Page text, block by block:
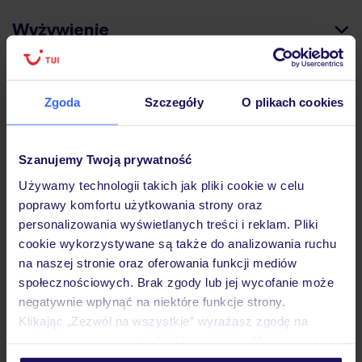
Zgoda Szczegóły O plikach cookies
Szanujemy Twoją prywatność
Używamy technologii takich jak pliki cookie w celu
poprawy komfortu użytkowania strony oraz
personalizowania wyświetlanych treści i reklam. Pliki
cookie wykorzystywane są także do analizowania ruchu
na naszej stronie oraz oferowania funkcji mediów
społecznościowych. Brak zgody lub jej wycofanie może
negatywnie wpłynąć na niektóre funkcje strony.
Klikając „Zezwól na wszystkie” wyrażasz zgodę na
Wyżywienie
Często zadawane pytania
Jak zmienić uczestników/osobę zgłaszającą?
Czy w Hotelu będzie przedstawiciel TUI?
Na jakiej podstawie i gdzie otrzymam karty
pokładowe/bilety lotnicze?
Zobacz więcej